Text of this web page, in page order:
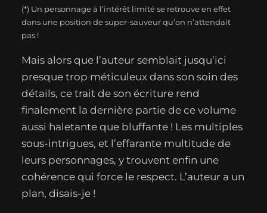
(*) Un personnage à l’intérêt limité se retrouve en effet
dans une position de super-sauveur qu’on n’attendait
pas !
Mais alors que l’auteur semblait jusqu’ici
presque trop méticuleux dans son soin des
détails, ce trait de son écriture rend
finalement la dernière partie de ce volume
aussi haletante que bluffante ! Les multiples
sous-intrigues, et l’effarante multitude de
leurs personnages, y trouvent enfin une
cohérence qui force le respect. L’auteur a un
plan, disais-je !